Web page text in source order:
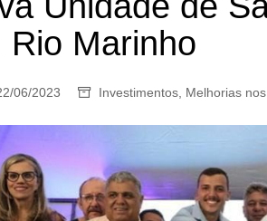
Rio Marinho
06/2023 Investimentos, Melhorias